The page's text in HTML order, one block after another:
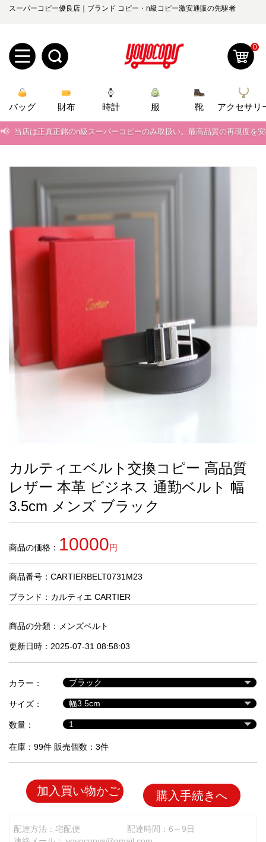
スーパーコピー優良店｜ブランド コピー・n級コピー激安通販の先駆者
規
ユ
登
録
ロ
グ
ダ
ー
管
理
知
ら
せ
yoyocopys@gmail.com
2026人気特集
衣装セット
住まい用品
アクセサリー
アイフォーンケ
お
す
す
め
商
人
気
商
セ
ル
品
0
バッグ 財布 時計 服 靴
アクセサリ
📢 当店は正真正銘のn級スーパーコピーのみ取扱い。最高品質の再現度を
📢 2026春の新作続々更新中！期間中のご注文でお得な割引をご利用いただ
📢
2026春の新作続々更新中！期間中のご注文でお得な割引をご利用いただ
新作入荷！ルイ・ヴィトンスーパーコピー バッグ最新モデルが登場。
カルティエベルト交換コピー 高品質
レザー 本革 ビジネス 通勤ベルト 幅
3.5cm メンズ ブラック
商品の価格： 10000円
商品番号：CARTIERBELT0731M23
ブランド： カルティエ CARTIER
商品の分類： メンズベルト
更新日時：2025-07-31 08:58:03
カラー：
サイズ：
数量：
在庫：99件 販売個数：3件
加入買い物かご 購入手続きへ
配達方法：宅配便
配達時間：6～9日